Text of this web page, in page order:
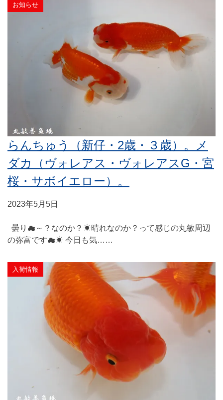
お知らせ
らんちゅう（新仔・2歳・３歳）。メ
ダカ（ヴォレアス・ヴォレアスG・宮
桜・サボイエロー）。
2023年5月5日
曇り☁～？なのか？☀晴れなのか？って感じの丸敏周辺
の弥富です☁☀ 今日も気……
入荷情報